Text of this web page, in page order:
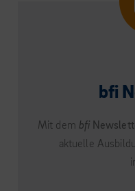
bfi
Mit dembfi
aktuelle